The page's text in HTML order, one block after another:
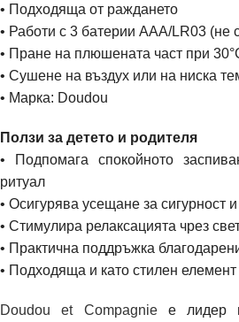
• Подходяща от раждането
• Работи с 3 батерии AAA/LR03 (не
• Пране на плюшената част при
• Сушене на въздух или на ниска
• Марка: Doudou
Ползи за детето и родителя
• Подпомага спокойното
ритуал
• Осигурява усещане за сигурност
• Стимулира релаксацията чрез
• Практична поддръжка
• Подходяща и като стилен елемент
Doudou et Compagnieе лидер